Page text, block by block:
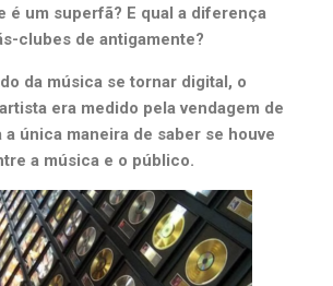
é um superfã? E qual a diferença
clubes de antigamente?
da música se tornar digital, o
era medido pela vendagem de
a única maneira de saber se houve
a música e o público.